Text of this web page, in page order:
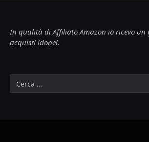
In qualità di Affiliato Amazon io ricevo
acquisti idonei.